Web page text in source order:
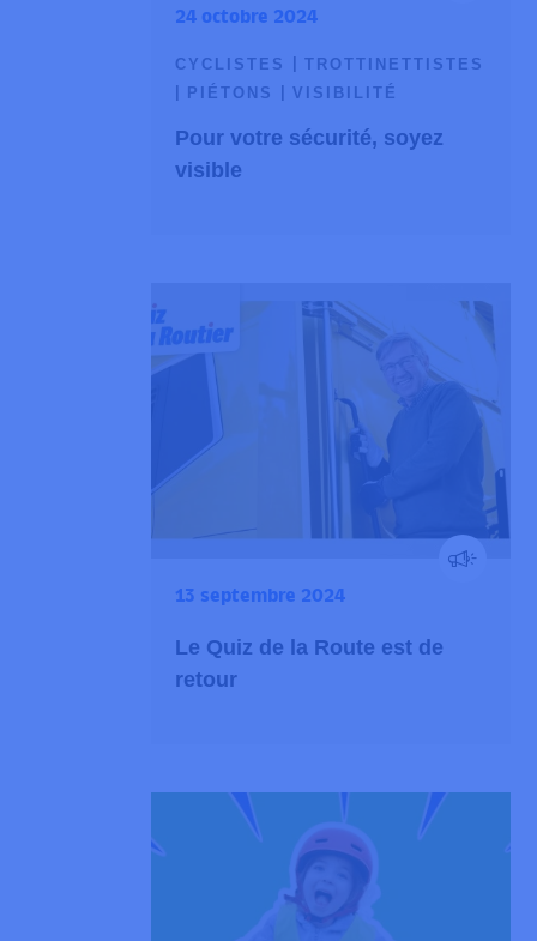
24 octobre 2024
CYCLISTES
TROTTINETTISTES
PIÉTONS
VISIBILITÉ
Pour votre sécurité, soyez
visible
13 septembre 2024
Le Quiz de la Route est de
retour